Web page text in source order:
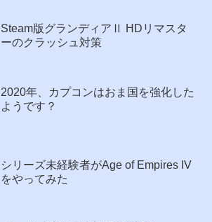
Steam版グランディアⅡ HDリマスタ
ーのクラッシュ対策
2020年、カプコンはおま国を強化した
ようです？
シリーズ未経験者がAge of Empires IV
をやってみた